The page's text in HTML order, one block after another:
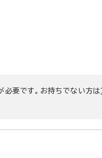
必要です。お持ちでない方は